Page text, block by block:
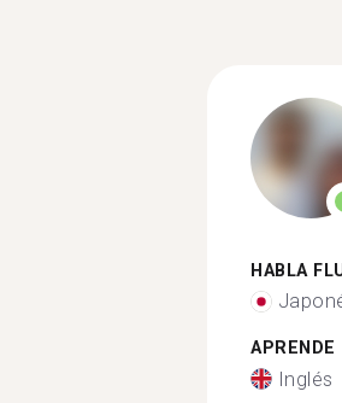
HABLA
APRENDE
Inglés